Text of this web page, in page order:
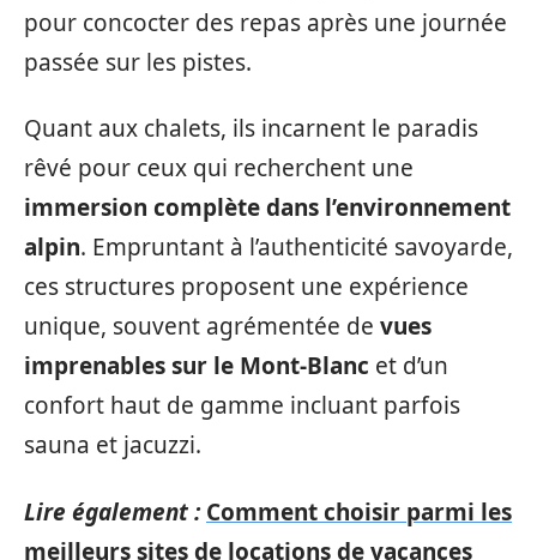
pour concocter des repas après une journée
passée sur les pistes.
Quant aux chalets, ils incarnent le paradis
rêvé pour ceux qui recherchent une
immersion complète dans l’environnement
alpin. Empruntant à l’authenticité savoyarde,
ces structures proposent une expérience
unique, souvent agrémentée de vues
imprenables sur le Mont-Blanc et d’un
confort haut de gamme incluant parfois
sauna et jacuzzi.
Lire également : Comment choisir parmi les
meilleurs sites de locations de vacances